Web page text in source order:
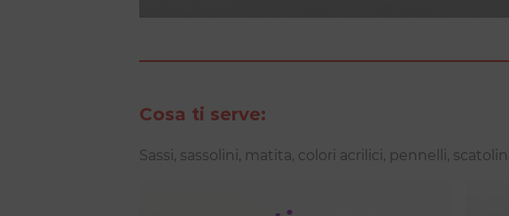
Cosa ti serve:
Sassi, sassolini, matita, colori acrilici, pennelli,